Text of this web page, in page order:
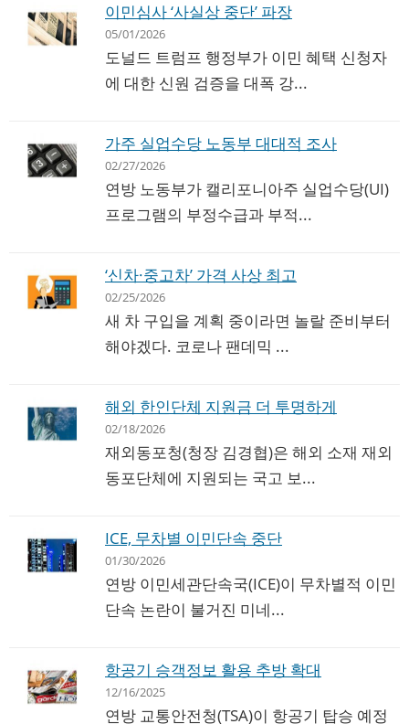
이민심사 ‘사실상 중단’ 파장
05/01/2026
도널드 트럼프 행정부가 이민 혜택 신청자
에 대한 신원 검증을 대폭 강...
가주 실업수당 노동부 대대적 조사
02/27/2026
연방 노동부가 캘리포니아주 실업수당(UI)
프로그램의 부정수급과 부적...
‘신차·중고차’ 가격 사상 최고
02/25/2026
새 차 구입을 계획 중이라면 놀랄 준비부터
해야겠다. 코로나 팬데믹 ...
해외 한인단체 지원금 더 투명하게
02/18/2026
재외동포청(청장 김경협)은 해외 소재 재외
동포단체에 지원되는 국고 보...
ICE, 무차별 이민단속 중단
01/30/2026
연방 이민세관단속국(ICE)이 무차별적 이민
단속 논란이 불거진 미네...
항공기 승객정보 활용 추방 확대
12/16/2025
연방 교통안전청(TSA)이 항공기 탑승 예정